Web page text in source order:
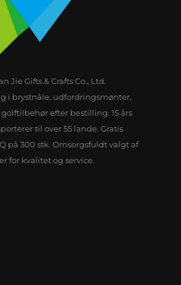
Jie Gifts & Crafts Co., Ltd.
i brystnåle, udfordringsmønter,
efter bestilling. 15 års
til over 55 lande. Gratis
på 300 stk. Omsorgsfuldt valgt af
for kvalitet og service.